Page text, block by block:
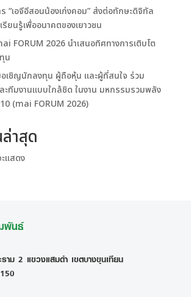
“เอจีอีสอนน้องเก่งคอม” ส่งต่อทักษะดิจิทัล
รียนรู้เพื่ออนาคตของเยาวชน
FORUM 2026 นำเสนอทิศทางการเติบโต
น
อเชิญนักลงทุน ผู้ถือหุ้น และผู้ที่สนใจ ร่วม
ะทีมงานแบบใกล้ชิด ในงาน มหกรรมรวมพลัง
(mai FORUM 2026)
าสุด
แสดง
พันธ์
ม 2 แขวงแสมดำ เขตบางขุนเทียน